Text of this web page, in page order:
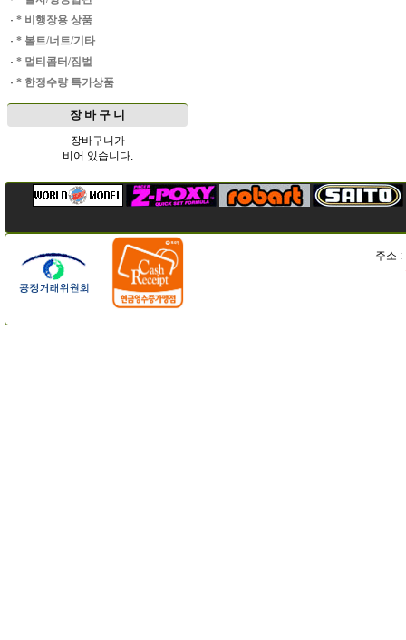
· * 비행장용 상품
· * 볼트/너트/기타
· * 멀티콥터/짐벌
· * 한정수량 특가상품
장 바 구 니
장바구니가
비어 있습니다.
주소